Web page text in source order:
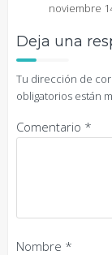
noviembre
Deja una
Tu dirección de
obligatorios están
Comentario *
Nombre *